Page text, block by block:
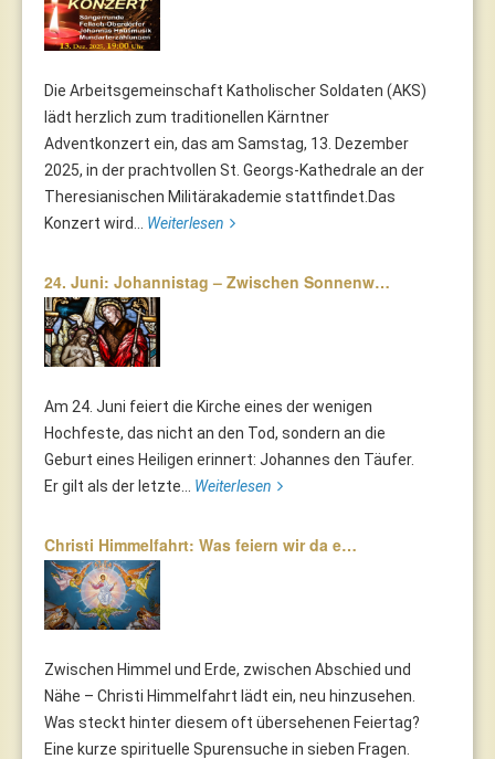
Die Arbeitsgemeinschaft Katholischer Soldaten (AKS)
lädt herzlich zum traditionellen Kärntner
Adventkonzert ein, das am Samstag, 13. Dezember
2025, in der prachtvollen St. Georgs-Kathedrale an der
Theresianischen Militärakademie stattfindet.Das
Konzert wird... Weiterlesen
24. Juni: Johannistag – Zwischen Sonnenw…
Am 24. Juni feiert die Kirche eines der wenigen
Hochfeste, das nicht an den Tod, sondern an die
Geburt eines Heiligen erinnert: Johannes den Täufer.
Er gilt als der letzte... Weiterlesen
Christi Himmelfahrt: Was feiern wir da e…
Zwischen Himmel und Erde, zwischen Abschied und
Nähe – Christi Himmelfahrt lädt ein, neu hinzusehen.
Was steckt hinter diesem oft übersehenen Feiertag?
Eine kurze spirituelle Spurensuche in sieben Fragen.